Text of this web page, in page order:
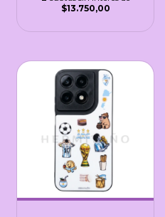
$13.750,00